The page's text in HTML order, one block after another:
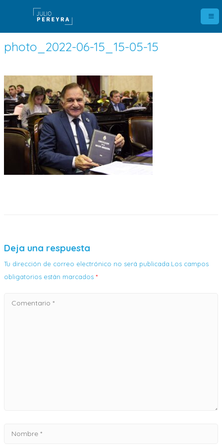
photo_2022-06-15_15-05-15
Deja una respuesta
Tu dirección de correo electrónico no será publicada.Los campos
obligatorios están marcados *